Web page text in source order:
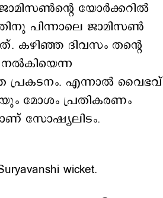
യോര്‍ക്കറില്‍
പിന്നാലെ ജാമിസണ്‍
കഴിഞ്ഞ ദിവസം തന്റെ
പ്രകടനം. എന്നാല്‍ വൈഭവ്
മോശം പ്രതികരണം
സോഷ്യലിടം.
wicket.